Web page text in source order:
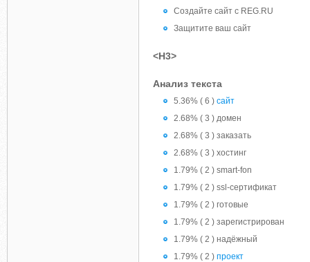
Создайте сайт c REG.RU
Защитите ваш сайт
<H3>
Анализ текста
5.36% ( 6 ) сайт
2.68% ( 3 ) домен
2.68% ( 3 ) заказать
2.68% ( 3 ) хостинг
1.79% ( 2 ) smart-fon
1.79% ( 2 ) ssl-сертификат
1.79% ( 2 ) готовые
1.79% ( 2 ) зарегистрирован
1.79% ( 2 ) надёжный
1.79% ( 2 ) проект